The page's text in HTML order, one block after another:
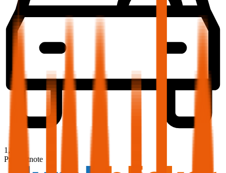
1,9
Produktnote